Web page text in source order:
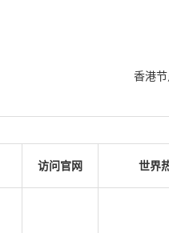
香港
访问官网 世界